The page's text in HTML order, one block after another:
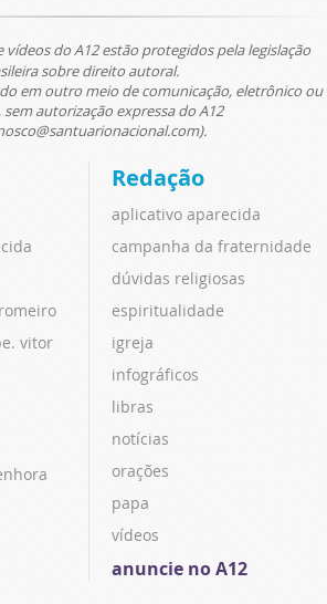
vídeos do A12 estão protegidos pela legislação
sobre direito autoral.
em outro meio de comunicação, eletrônico ou
sem autorização expressa do A12
vitor
Redação
aplicativo aparecida
campanha da fraternidade
dúvidas religiosas
espiritualidade
igreja
infográficos
libras
notícias
orações
papa
vídeos
anuncie no A12